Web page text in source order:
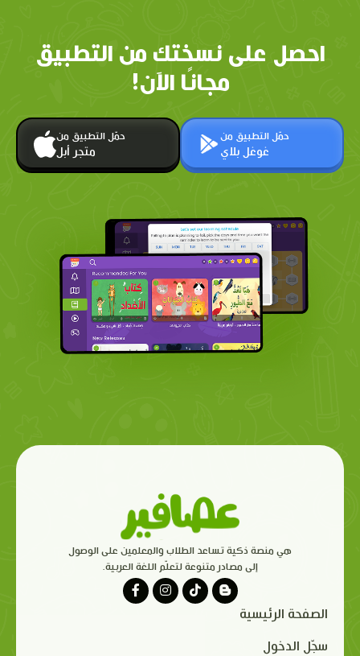
احصل على نسختك من التطبيق
مجانًا الآن!
حمّل التطبيق من
متجر أبل
حمّل التطبيق من
غوغل بلاي
هي منصة ذكية تساعد الطلاب والمعلمين على الوصول
إلى مصادر متنوعة لتعلّم اللغة العربية.
الصفحة الرئيسية
سجّل الدخول